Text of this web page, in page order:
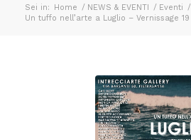
Sei in: Home / NEWS & EVENTI / Eventi /
Un tuffo nell’arte a Luglio – Vernissage